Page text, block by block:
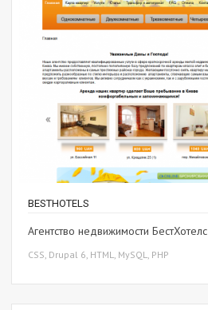
BESTHOTELS
Агентство недвижимости БестХотелс
CSS, Drupal 6, HTML, MySQL, PHP